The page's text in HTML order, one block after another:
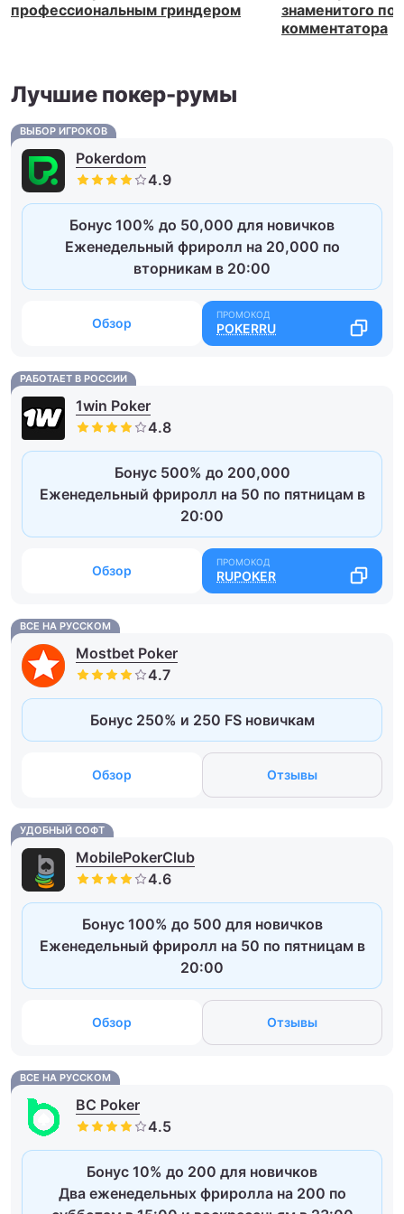
профессиональным гриндером
знаменитого
комментатора
Лучшие покер-румы
ВЫБОР ИГРОКОВ
Pokerdom
Бонус 100% до 50,000 для новичков
Еженедельный фриролл на 20,000 по
вторникам в 20:00
Обзор POKERRU
РАБОТАЕТ В РОССИИ
1win Poker
Бонус 500% до 200,000
Еженедельный фриролл на 50 по пятницам в
20:00
Обзор RUPOKER
ВСЕ НА РУССКОМ
Mostbet Poker
Бонус 250% и 250 FS новичкам
Обзор Отзывы
УДОБНЫЙ СОФТ
MobilePokerClub
Бонус 100% до 500 для новичков
Еженедельный фриролл на 50 по пятницам в
20:00
Обзор Отзывы
ВСЕ НА РУССКОМ
BC Poker
Бонус 10% до 200 для новичков
Два еженедельных фриролла на 200 по